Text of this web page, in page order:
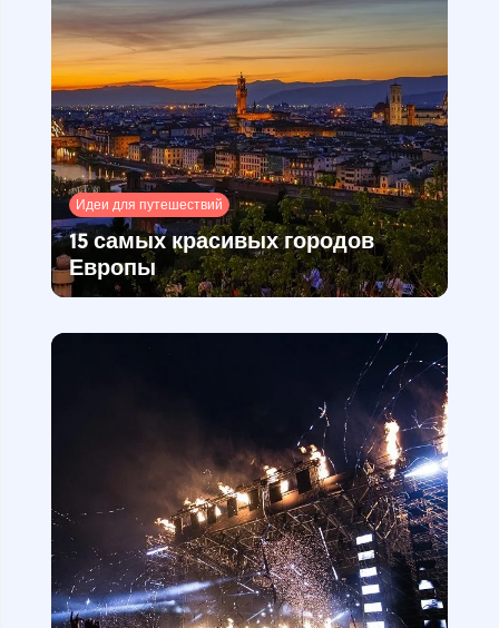
Идеи для путешествий
15 самых красивых городов
Европы